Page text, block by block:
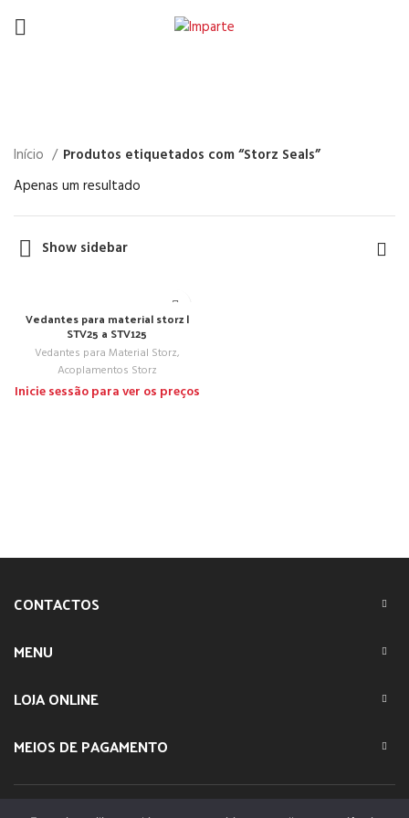
Início
Produtos etiquetados com “Storz Seals”
Apenas um resultado
Show sidebar
Vedantes para material storz |
STV25 a STV125
Vedantes para Material Storz,
Acoplamentos Storz
Inicie sessão para ver os preços
CONTACTOS
MENU
LOJA ONLINE
MEIOS DE PAGAMENTO